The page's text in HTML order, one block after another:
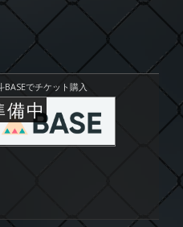
BASEでチケット購入